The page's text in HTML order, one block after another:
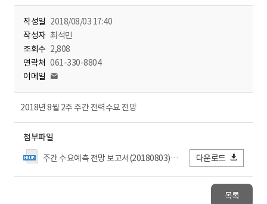
작성일 2018/08/03 17:40
작성자 최석민
조회수 2,808
연락처 061-330-8804
이메일
2018년 8월 2주 주간 전력수요 전망
첨부파일
주간 수요예측 전망 보고서(20180803)금_결재.hwp
다운로드
목록